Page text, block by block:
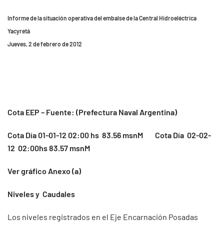
Informe de la situación operativa del embalse de la Central Hidroeléctrica
Yacyretá
Jueves, 2 de febrero de 2012
Cota EEP – Fuente: (Prefectura Naval Argentina)
Cota Día 01-01-12 02:00 hs 83.56 msnM Cota Día 02-02-
12 02:00hs 83.57 msnM
Ver gráfico Anexo (a)
Niveles y Caudales
Los niveles registrados en el Eje Encarnación Posadas